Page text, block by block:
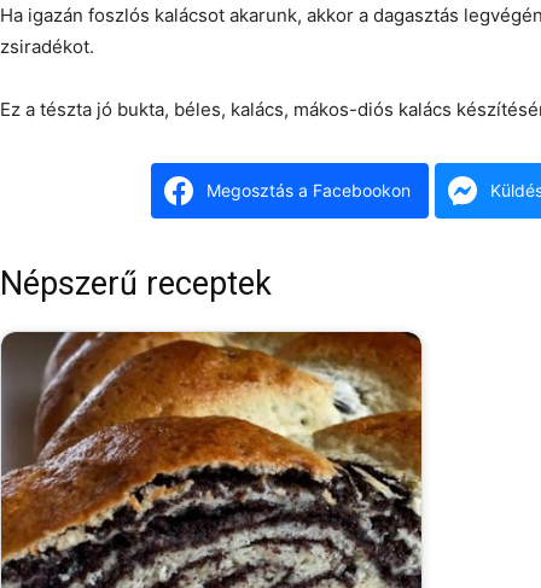
Ha igazán foszlós kalácsot akarunk, akkor a dagasztás
zsiradékot.
Ez a tészta jó bukta, béles, kalács, mákos-diós kalács
Megosztás a Facebookon
Népszerű receptek